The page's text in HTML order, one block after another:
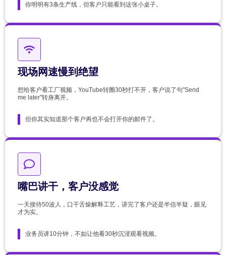
你明明有3条生产线，但客户只能看到这张小桌子。
现场网速慢到绝望
想给客户看工厂视频，YouTube转圈30秒打不开，客户说了句"Send
me later"转身离开。
但你其实知道那个客户再也不会打开你的邮件了。
嘴巴讲干，客户没感觉
一天接待50波人，口干舌燥解释工艺，讲完了客户还是半信半疑，眼见
才为实。
业务员讲10分钟，不如让他看30秒沉浸观看视频。